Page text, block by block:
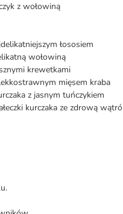
z wołowiną
łososiem
wołowiną
krewetkami
mięsem kraba
z jasnym tuńczykiem
kurczaka ze zdrową